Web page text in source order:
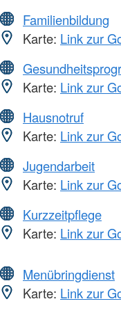
Familienbildung
Karte: Link zur
Karte: Link zur
Hausnotruf
Karte: Link zur
Jugendarbeit
Karte: Link zur
Kurzzeitpflege
Karte: Link zur
Menübringdienst
Karte: Link zur